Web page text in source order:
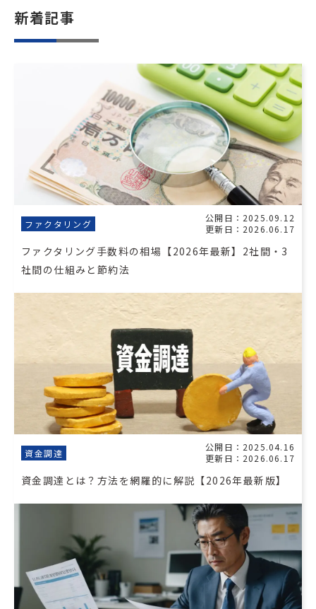
新着記事
ファクタリング
公開日：2025.09.12
更新日：2026.06.17
ファクタリング手数料の相場【2026年最新】2社間・3
社間の仕組みと節約法
資金調達
公開日：2025.04.16
更新日：2026.06.17
資金調達とは？方法を網羅的に解説【2026年最新版】